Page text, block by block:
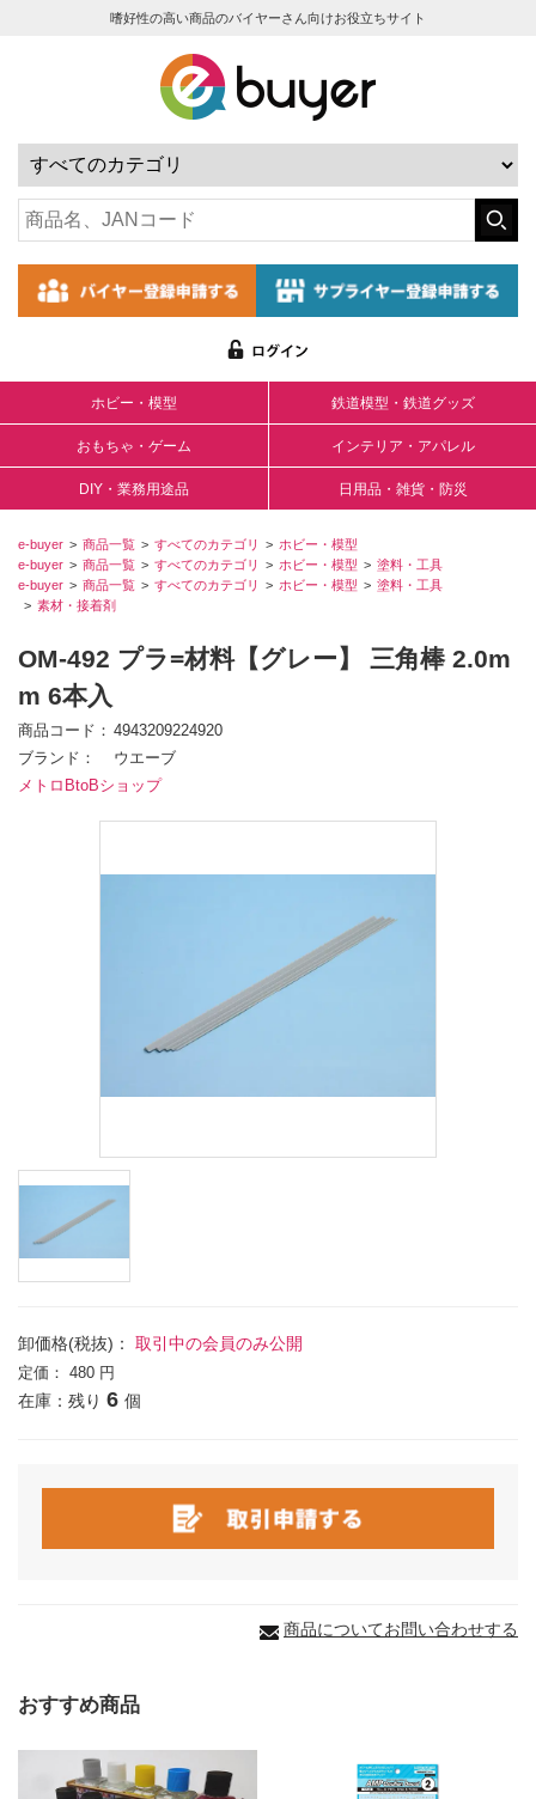
嗜好性の高い商品のバイヤーさん向けお役立ちサイト
ホビー・模型 鉄道模型・鉄道グッズ
おもちゃ・ゲーム インテリア・アパレル
DIY・業務用途品 日用品・雑貨・防災
e-buyer 商品一覧 すべてのカテゴリ
ホビー・模型
e-buyer
商品一覧 すべてのカテゴリ ホビー・模型
塗料・工具
e-buyer
商品一覧 すべてのカテゴリ ホビー・模型
塗料・工具
素材・接着剤
OM-492 プラ=材料【グレー】 三角棒 2.0m
m 6本入
商品コード
4943209224920
ブランド
ウエーブ
メトロBtoBショップ
卸価格(税抜)： 取引中の会員のみ公開
定価： 480 円
在庫：残り 6 個
商品についてお問い合わせする
おすすめ商品